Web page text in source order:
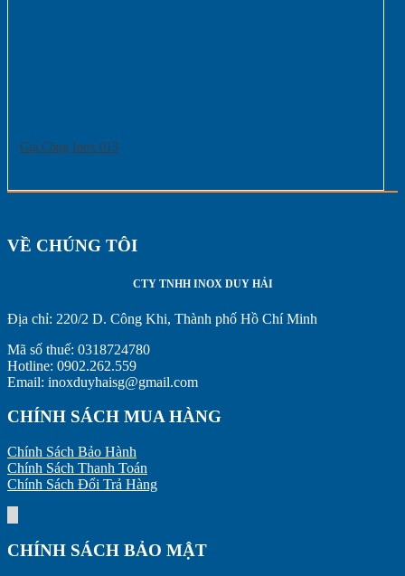
Gia Công Inox 013
VỀ CHÚNG TÔI
CTY TNHH INOX DUY HẢI
Địa chỉ: 220/2 D. Công Khi, Thành phố Hồ Chí Minh
Mã số thuế: 0318724780
Hotline: 0902.262.559
Email: inoxduyhaisg@gmail.com
CHÍNH SÁCH MUA HÀNG
Chính Sách Bảo Hành
Chính Sách Thanh Toán
Chính Sách Đổi Trả Hàng
CHÍNH SÁCH BẢO MẬT